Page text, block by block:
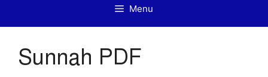
Menu
Sunnah PDF